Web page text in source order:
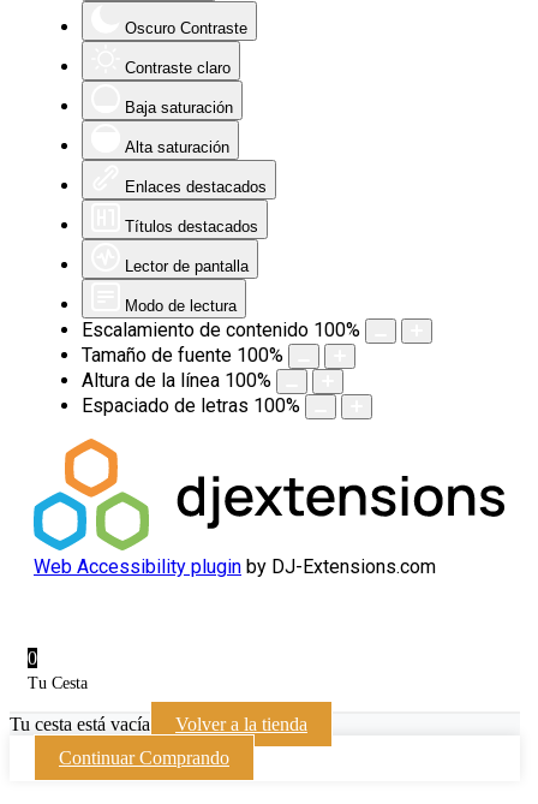
Oscuro Contraste
Contraste claro
Baja saturación
Alta saturación
Enlaces destacados
Títulos destacados
Lector de pantalla
Modo de lectura
Escalamiento de contenido 100%
Tamaño de fuente 100%
Altura de la línea 100%
Espaciado de letras 100%
Web Accessibility plugin by DJ-Extensions.com
0
Tu Cesta
Tu cesta está vacía
Volver a la tienda
Continuar Comprando